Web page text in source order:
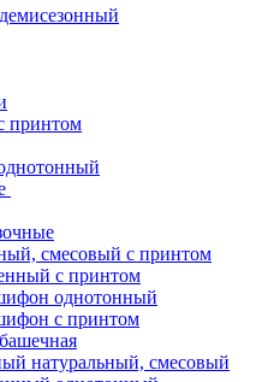
принтом
смесовый с принтом
с принтом
однотонный
с принтом
натуральный, смесовый